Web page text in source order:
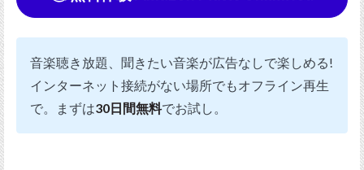
音楽聴き放題、聞きたい音楽が広告なしで楽しめる!
インターネット接続がない場所でもオフライン再生
で。まずは30日間無料でお試し。